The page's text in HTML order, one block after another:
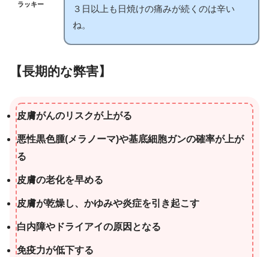
ラッキー
３日以上も日焼けの痛みが続くのは辛い
ね。
【長期的な弊害】
皮膚がんのリスクが上がる
悪性黒色腫(メラノーマ)や基底細胞ガンの確率が上が
る
皮膚の老化を早める
皮膚が乾燥し、かゆみや炎症を引き起こす
白内障やドライアイの原因となる
免疫力が低下する